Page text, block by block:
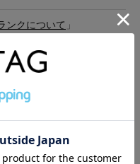
ンクについて 」